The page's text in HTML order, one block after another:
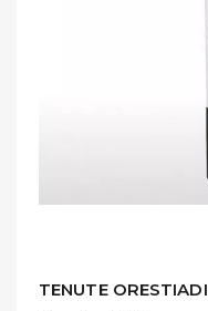
TENUTE ORESTIADI